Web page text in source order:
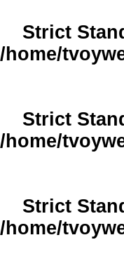
Strict
/home/
Strict
/home/
Strict
/home/